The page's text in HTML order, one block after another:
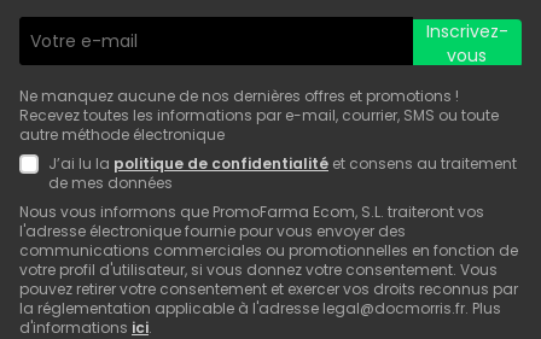
Inscrivez-
vous
Ne manquez aucune de nos dernières offres et promotions !
Recevez toutes les informations par e-mail, courrier, SMS ou toute
autre méthode électronique
J’ai lu la politique de confidentialité et consens au traitement
de mes données
Nous vous informons que PromoFarma Ecom, S.L. traiteront vos
l'adresse électronique fournie pour vous envoyer des
communications commerciales ou promotionnelles en fonction de
votre profil d'utilisateur, si vous donnez votre consentement. Vous
pouvez retirer votre consentement et exercer vos droits reconnus par
la réglementation applicable à l'adresse legal@docmorris.fr. Plus
d'informations ici.